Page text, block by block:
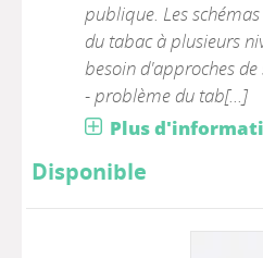
publique. Les
du tabac à plusieurs
besoin d'approches
- problème du tab[...]
Plus
Disponible